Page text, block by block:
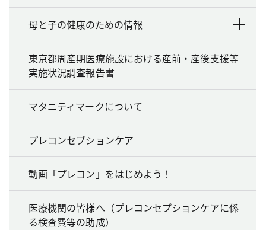
母と子の健康のための情報
東京都周産期医療施設における産前・産後支援等
実施状況調査報告書
マタニティマークについて
プレコンセプションケア
動画「プレコン」をはじめよう！
医療機関の皆様へ（プレコンセプションケアに係
る検査費等の助成）